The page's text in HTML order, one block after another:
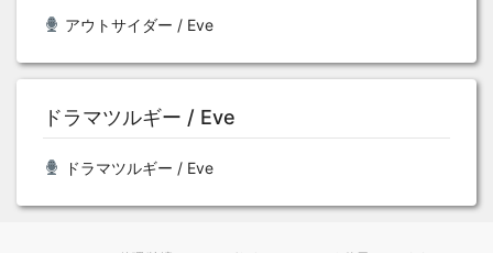
アウトサイダー / Eve
ドラマツルギー / Eve
ドラマツルギー / Eve